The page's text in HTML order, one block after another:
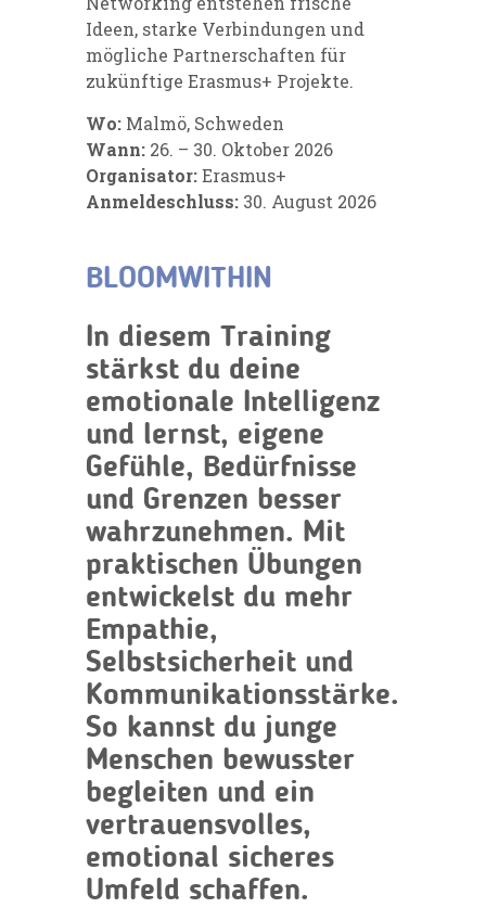
Ideen, starke Verbindungen und
mögliche Partnerschaften für
zukünftige Erasmus+ Projekte.
Wo: Malmö, Schweden
Wann: 26. – 30. Oktober 2026
Organisator:Erasmus+
Anmeldeschluss: 30. August 2026
BLOOMWITHIN
In diesem Training
stärkst du deine
emotionale Intelligenz
und lernst, eigene
Gefühle, Bedürfnisse
und Grenzen besser
wahrzunehmen. Mit
praktischen Übungen
entwickelst du mehr
Empathie,
Selbstsicherheit und
Kommunikationsstärke.
So kannst du junge
Menschen bewusster
begleiten und ein
vertrauensvolles,
emotional sicheres
Umfeld schaffen.